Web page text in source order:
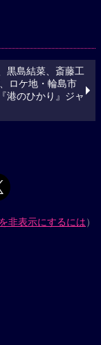
黒島結菜、斎藤工
ロケ地・輪島市
港のひかり』ジャ
非表示にするには）